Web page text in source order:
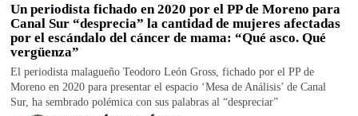
Un periodista fichado en 2020 por el PP de Moreno para
Canal Sur “desprecia” la cantidad de mujeres afectadas
por el escándalo del cáncer de mama: “Qué asco. Qué
vergüenza”
El periodista malagueño Teodoro León Gross, fichado por el PP de
Moreno en 2020 para presentar el espacio ‘Mesa de Análisis’ de Canal
Sur, ha sembrado polémica con sus palabras al “despreciar”